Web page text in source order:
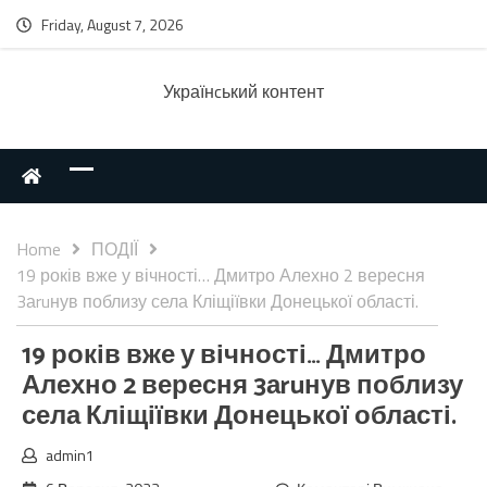
Friday, August 7, 2026
Українcький контент
Home
ПОДІЇ
19 років вже у вічності… Дмитро Алехно 2 вересня
3аruнув поблизу села Кліщіївки Донецької області.
19 років вже у вічності… Дмитро
Алехно 2 вересня 3аruнув поблизу
села Кліщіївки Донецької області.
admin1